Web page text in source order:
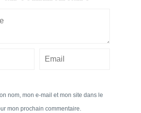
nom, mon e-mail et mon site dans le
mon prochain commentaire.